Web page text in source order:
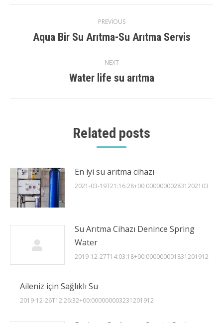
navigation
PREVIOUS
Previous
Aqua Bir Su Arıtma-Su Arıtma Servis
NEXT
Next
Water life su arıtma
Related posts
En iyi su arıtma cihazı
2021-03-19T21:16:28+00:000000002831202103
Su Arıtma Cihazı Denince Spring
Water
2019-12-27T14:03:18+00:000000001831201912
Aileniz için Sağlıklı Su
2019-12-26T12:26:32+00:000000003231201912